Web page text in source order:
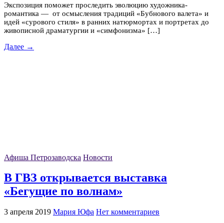
Экспозиция поможет проследить эволюцию художника-
романтика — от осмысления традиций «Бубнового валета» и
идей «сурового стиля» в ранних натюрмортах и портретах до
живописной драматургии и «симфонизма» […]
Далее →
Афиша Петрозаводска Новости
В ГВЗ открывается выставка
«Бегущие по волнам»
3 апреля 2019 Мария Юфа Нет комментариев